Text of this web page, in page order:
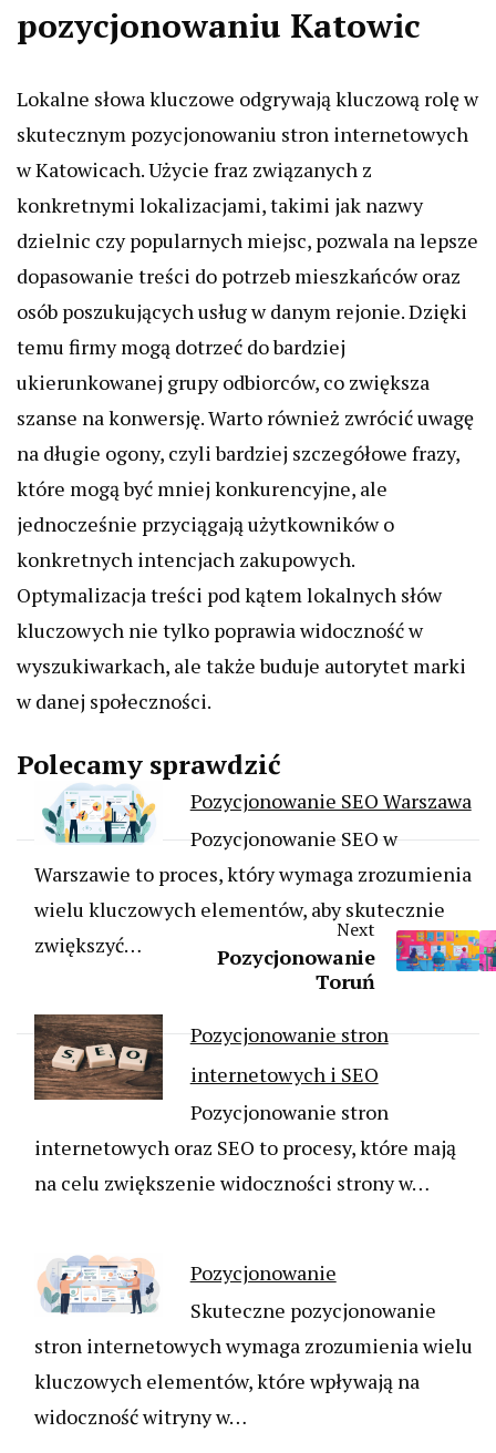
pozycjonowaniu Katowic
Lokalne słowa kluczowe odgrywają kluczową rolę w
skutecznym pozycjonowaniu stron internetowych
w Katowicach. Użycie fraz związanych z
konkretnymi lokalizacjami, takimi jak nazwy
dzielnic czy popularnych miejsc, pozwala na lepsze
dopasowanie treści do potrzeb mieszkańców oraz
osób poszukujących usług w danym rejonie. Dzięki
temu firmy mogą dotrzeć do bardziej
ukierunkowanej grupy odbiorców, co zwiększa
szanse na konwersję. Warto również zwrócić uwagę
na długie ogony, czyli bardziej szczegółowe frazy,
które mogą być mniej konkurencyjne, ale
jednocześnie przyciągają użytkowników o
konkretnych intencjach zakupowych.
Optymalizacja treści pod kątem lokalnych słów
kluczowych nie tylko poprawia widoczność w
wyszukiwarkach, ale także buduje autorytet marki
w danej społeczności.
Polecamy sprawdzić
Pozycjonowanie SEO Warszawa
Pozycjonowanie SEO w
Warszawie to proces, który wymaga zrozumienia
wielu kluczowych elementów, aby skutecznie
zwiększyć…
Pozycjonowanie stron
internetowych i SEO
Pozycjonowanie stron
internetowych oraz SEO to procesy, które mają
na celu zwiększenie widoczności strony w…
Pozycjonowanie
Skuteczne pozycjonowanie
stron internetowych wymaga zrozumienia wielu
kluczowych elementów, które wpływają na
widoczność witryny w…
Next
Pozycjonowanie
Toruń